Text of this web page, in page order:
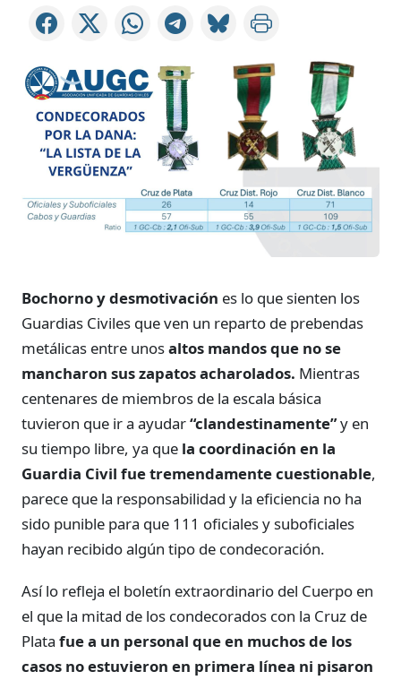
Bochorno y desmotivación es lo que sienten los
Guardias Civiles que ven un reparto de prebendas
metálicas entre unosaltos mandos que no se
mancharon sus zapatos acharolados. Mientras
centenares de miembros de la escala básica
tuvieron que ir a ayudar“clandestinamente”y en
su tiempo libre, ya que la coordinación en la
Guardia Civil fue tremendamente cuestionable,
parece que la responsabilidad y la eficiencia no ha
sido punible para que 111 oficiales y suboficiales
hayan recibido algún tipo de condecoración.
Así lo refleja el boletín extraordinario del Cuerpo en
el que la mitad de los condecorados con la Cruz de
Plata fue a un personal que en muchos de los
casos no estuvieron en primera línea ni pisaron